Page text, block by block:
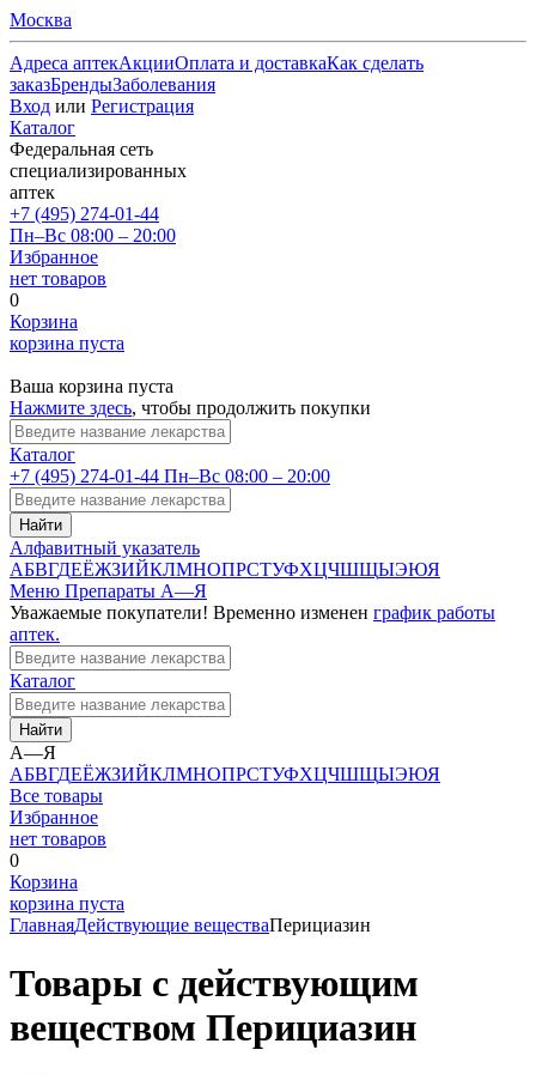
Москва
Адреса аптекАкцииОплата и доставкаКак сделать
заказБрендыЗаболевания
Вход или Регистрация
Каталог
Федеральная сеть
специализированных
аптек
+7 (495) 274-01-44
Пн–Вс 08:00 – 20:00
Избранное
нет товаров
0
Корзина
корзина пуста
Ваша корзина пуста
Нажмите здесь, чтобы продолжить покупки
Каталог
+7 (495) 274-01-44 Пн–Вс 08:00 – 20:00
Найти
Алфавитный указатель
АБВГДЕЁЖЗИЙКЛМНОПРСТУФХЦЧШЩЫЭЮЯ
Меню Препараты А—Я
Уважаемые покупатели! Временно изменен график работы
аптек.
Каталог
Найти
А—Я
АБВГДЕЁЖЗИЙКЛМНОПРСТУФХЦЧШЩЫЭЮЯ
Все товары
Избранное
нет товаров
0
Корзина
корзина пуста
ГлавнаяДействующие веществаПерициазин
Товары с действующим
веществом Перициазин